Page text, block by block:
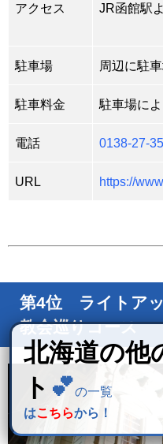
アクセス JR函館駅
駐車場 周辺に駐
駐車料金 駐車場によ
電話 0138-27-
URL https://
第4位 ライトア
教会巡りコース
北海道の他
ト 💕の一覧
はこちらから！